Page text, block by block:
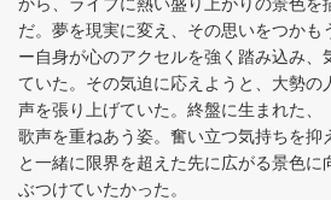
から、ライブに熱い盛り上がりの景色を
だ。夢を現実に変え、その思いをつかも
ー自身が心のアクセルを強く踏み込み、
ていた。その気迫に応えようと、大勢の
声を張り上げていた。終盤に生まれた、
歌声を重ねあう姿。奮い立つ気持ちを抑
と一緒に限界を超えた先に広がる景色に
ぶつけていたかった。